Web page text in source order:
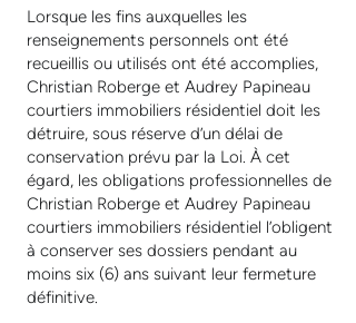
Lorsque les fins auxquelles les
renseignements personnels ont été
recueillis ou utilisés ont été accomplies,
Christian Roberge et Audrey Papineau
courtiers immobiliers résidentiel doit les
détruire, sous réserve d’un délai de
conservation prévu par la Loi. À cet
égard, les obligations professionnelles de
Christian Roberge et Audrey Papineau
courtiers immobiliers résidentiel l’obligent
à conserver ses dossiers pendant au
moins six (6) ans suivant leur fermeture
définitive.